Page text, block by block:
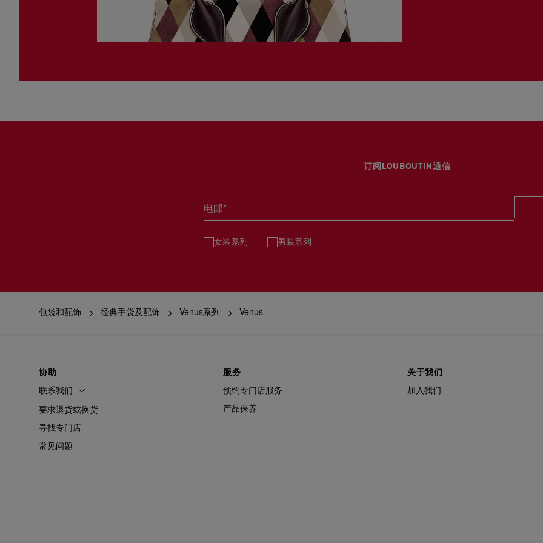
订阅LOUBOUTIN通信
电邮*
女装系列 男装系列
包袋和配饰 经典手袋及配饰 Venus系列 Venus
协助
联系我们
要求退货或换货
寻找专门店
常见问题
服务
预约专门店服务
产品保养
关于我们
加入我们